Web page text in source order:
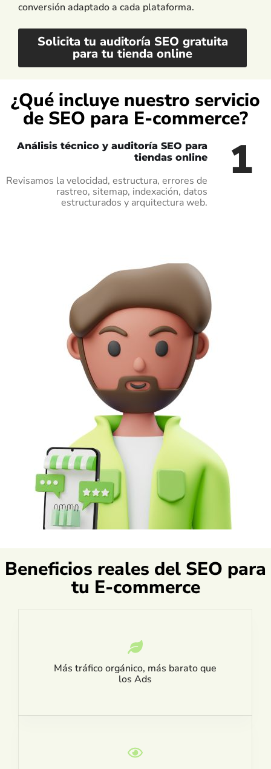
conversión adaptado a cada plataforma.
Solicita tu auditoría SEO gratuita
para tu tienda online
¿Qué incluye nuestro servicio
de SEO para E-commerce?
1
Análisis técnico y auditoría SEO para
tiendas online
Revisamos la velocidad, estructura, errores de
rastreo, sitemap, indexación, datos
estructurados y arquitectura web.
Beneficios reales del SEO para
tu E-commerce
Más tráfico orgánico, más barato que
los Ads